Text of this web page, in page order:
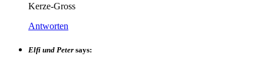
Kerze-Gross
Antworten
Elfi und Peter says: